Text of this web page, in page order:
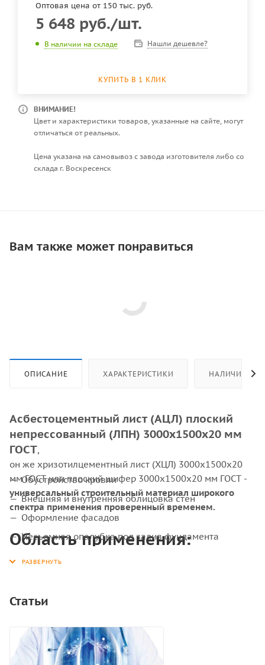
Оптовая цена от 150 тыс. руб.
5 648 руб./шт.
В наличии на складе Нашли дешевле?
КУПИТЬ В 1 КЛИК
ВНИМАНИЕ!
Цвет и характеристики товаров, указанные на сайте, могут
отличаться от реальных.
Цена указана на самовывоз с завода изготовителя либо со
склада г. Воскресенск
Вам также может понравиться
ОПИСАНИЕ ХАРАКТЕРИСТИКИ НАЛИЧИЕ
Асбестоцементный лист (АЦЛ) плоский
непрессованный (ЛПН) 3000х1500х20 мм
ГОСТ,
он же хризотилцементный лист (ХЦЛ) 3000х1500х20
мм ГОСТ или плоский шифер 3000х1500х20 мм ГОСТ -
универсальный строительный материал широкого
спектра применения проверенный временем.
Область применения:
Обустройство кровли
Внешняя и внутренняя облицовка стен
Оформление фасадов
Несъемная опалубка под залив фундамента
Статьи